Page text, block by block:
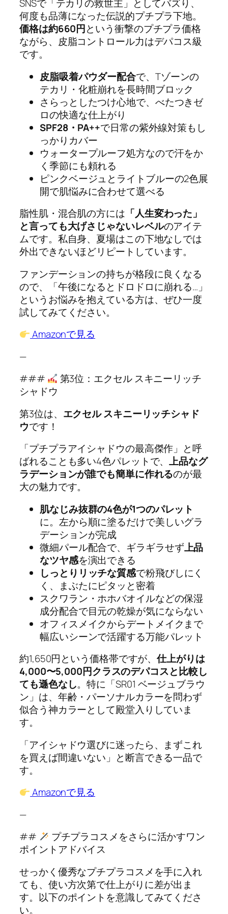
SNSで「テカリの救世主」としてバズり、
何度も品薄になった伝説的プチプラ下地。
価格は約660円という衝撃のプチプラ価格
ながら、皮脂コントロール力はデパコス級
です。
皮脂吸着パウダー配合で、Tゾーンの
テカリ・化粧崩れを長時間ブロック
さらっとしたつけ心地で、べたつきゼ
ロの快適な仕上がり
SPF28・PA++で日常の紫外線対策もし
っかりカバー
ウォータープルーフ処方なので汗をか
く季節にも頼れる
ピンクベージュとライトブルーの2色展
開で肌悩みに合わせて選べる
脂性肌・混合肌の方には 「人生変わった」
と言っても大げさじゃないレベルのアイテ
ムです。私自身、夏場はこの下地なしでは
外出できないほどリピートしています。
ファンデーションの持ちが格段に良くなる
ので、「午後になるとドロドロに崩れる…」
というお悩みを抱えている方は、ぜひ一度
試してみてください。
Amazonで見る
—
###
第3位：エクセル スキニーリッチ
シャドウ
第3位は、 エクセル スキニーリッチシャド
ウです！
「プチプラアイシャドウの最高傑作」と呼
ばれることも多い4色パレットで、上品なグ
ラデーションが誰でも簡単に作れるのが最
大の魅力です。
肌なじみ抜群の4色が1つのパレット
に。左から順に塗るだけで美しいグラ
デーションが完成
微細パール配合で、ギラギラせず上品
なツヤ感を演出できる
しっとりリッチな質感で粉飛びしにく
く、まぶたにピタッと密着
スクワラン・ホホバオイルなどの保湿
成分配合で目元の乾燥が気にならない
オフィスメイクからデートメイクまで
幅広いシーンで活躍する万能パレット
約1,650円という価格帯ですが、仕上がりは
4,000〜5,000円クラスのデパコスと比較し
ても遜色なし。特に「SR01 ベージュブラウ
ン」は、年齢・パーソナルカラーを問わず
似合う神カラーとして殿堂入りしていま
す。
「アイシャドウ選びに迷ったら、まずこれ
を買えば間違いない」と断言できる一品で
す。
Amazonで見る
—
##
プチプラコスメをさらに活かすワン
ポイントアドバイス
せっかく優秀なプチプラコスメを手に入れ
ても、使い方次第で仕上がりに差が出ま
す。以下のポイントを意識してみてくださ
い。